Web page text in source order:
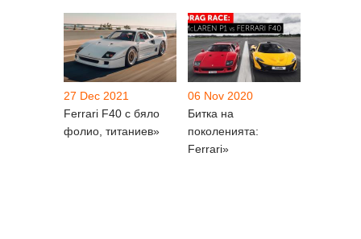
27 Dec 2021
Ferrari F40 с бяло
фолио, титаниев»
06 Nov 2020
Битка на
поколенията:
Ferrari»